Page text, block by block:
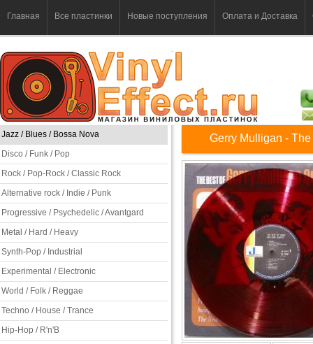
Главная Все пластинки Новые поступления Оплата и Доставка
Jazz / Blues / Bossa Nova
Disco / Funk / Pop
Rock / Pop-Rock / Classic Rock
Alternative rock / Indie / Punk
Progressive / Psychedelic / Avantgard
Metal / Hard / Heavy
Synth-Pop / Industrial
Experimental / Electronic
World / Folk / Reggae
Techno / House / Trance
Hip-Hop / R'n'B
Gerry Mulligan - The